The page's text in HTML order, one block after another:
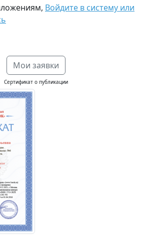
Войдите в систему или
Мои заявки
Сертификат о публикации